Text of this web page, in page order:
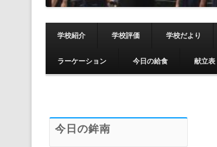
学校紹介 学校評価 学校だより
ラーケーション 今日の給食 献立表
今日の鉾南